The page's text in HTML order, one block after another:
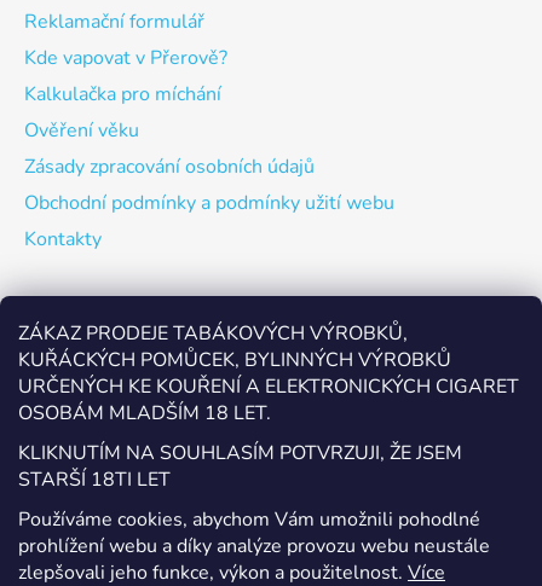
ZÁKAZ PRODEJE TABÁKOVÝCH VÝROBKŮ,
KUŘÁCKÝCH POMŮCEK, BYLINNÝCH VÝROBKŮ
URČENÝCH KE KOUŘENÍ A ELEKTRONICKÝCH CIGARET
OSOBÁM MLADŠÍM 18 LET.
KLIKNUTÍM NA SOUHLASÍM POTVRZUJI, ŽE JSEM
STARŠÍ 18TI LET
Používáme cookies, abychom Vám umožnili pohodlné
prohlížení webu a díky analýze provozu webu neustále
zlepšovali jeho funkce, výkon a použitelnost. Více
Reklamační formulář
Kde vapovat v Přerově?
Kalkulačka pro míchání
Ověření věku
Zásady zpracování osobních údajů
Obchodní podmínky a podmínky užití webu
Kontakty
Odebírat newsletter
Vložte svůj e-mail a my vám budeme zasílat informace o
nových produktech na našem e-shopu.
E-mail
Vložením e-mailu souhlasíte s
podmínkami ochrany
osobních údajů